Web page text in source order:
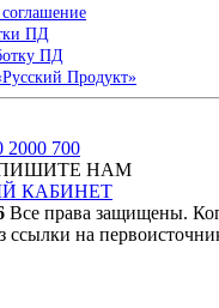
соглашение
ПД
ПД
Продукт»
2000 700
НАМ
КАБИНЕТ
Все права защищены.
ссылки на